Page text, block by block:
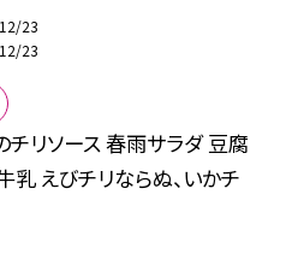
23
23
チリソース 春雨サラダ 豆腐
乳 えびチリならぬ、いかチ